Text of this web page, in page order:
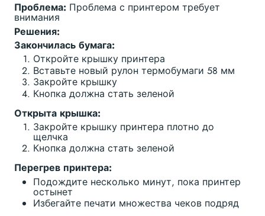
Проблема: Проблема с принтером требует
внимания
Решения:
Закончилась бумага:
Откройте крышку принтера
Вставьте новый рулон термобумаги 58 мм
Закройте крышку
Кнопка должна стать зеленой
Открыта крышка:
Закройте крышку принтера плотно до
щелчка
Кнопка должна стать зеленой
Перегрев принтера:
Подождите несколько минут, пока принтер
остынет
Избегайте печати множества чеков подряд